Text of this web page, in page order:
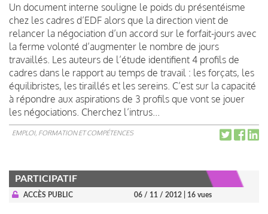
Un document interne souligne le poids du présentéisme
chez les cadres d’EDF alors que la direction vient de
relancer la négociation d’un accord sur le forfait-jours avec
la ferme volonté d’augmenter le nombre de jours
travaillés. Les auteurs de l’étude identifient 4 profils de
cadres dans le rapport au temps de travail : les forçats, les
équilibristes, les tiraillés et les sereins. C’est sur la capacité
à répondre aux aspirations de 3 profils que vont se jouer
les négociations. Cherchez l’intrus...
EMPLOI, FORMATION ET COMPÉTENCES
PARTICIPATIF
ACCÈS PUBLIC 06 / 11 / 2012 | 16 vues